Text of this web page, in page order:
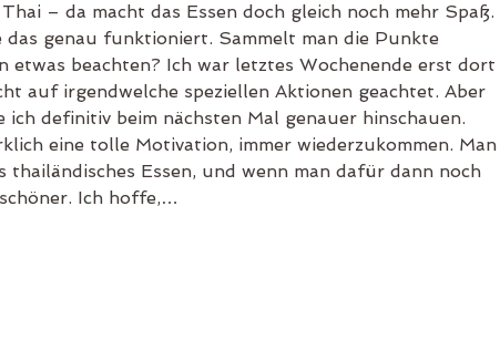
– da macht das Essen doch gleich noch mehr Spaß.
das genau funktioniert. Sammelt man die Punkte
etwas beachten? Ich war letztes Wochenende erst dort
auf irgendwelche speziellen Aktionen geachtet. Aber
ich definitiv beim nächsten Mal genauer hinschauen.
eine tolle Motivation, immer wiederzukommen. Man
Essen, und wenn man dafür dann noch
Ich hoffe,…